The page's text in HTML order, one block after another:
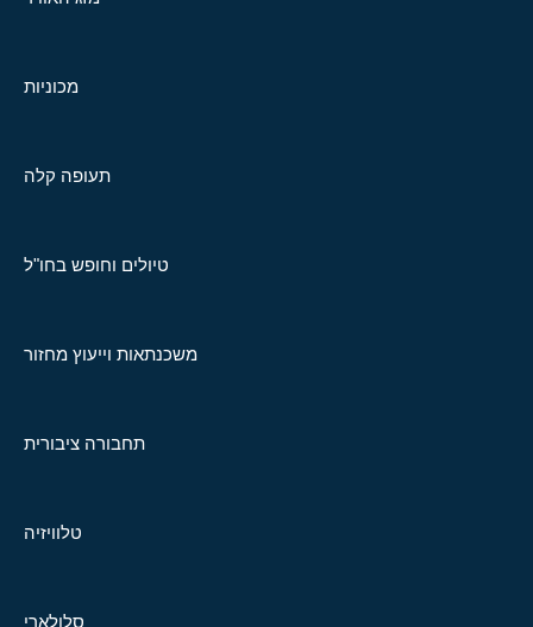
מכוניות
תעופה קלה
טיולים וחופש בחו"ל
משכנתאות וייעוץ מחזור
תחבורה ציבורית
טלוויזיה
סלולארי